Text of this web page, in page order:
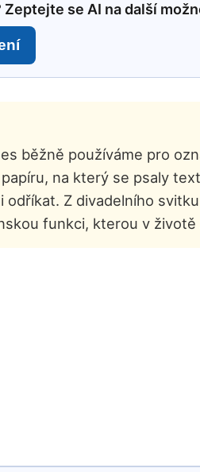
se AI na další
běžně používáme pro
na který se psaly
Z divadelního
funkci, kterou v životě